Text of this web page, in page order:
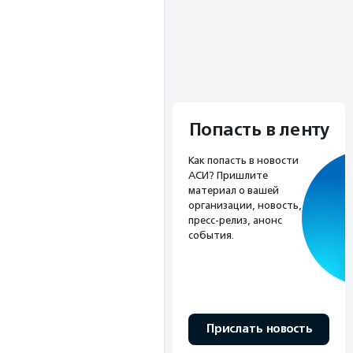
Попасть в ленту
Как попасть в новости
АСИ? Пришлите
материал о вашей
организации, новость,
пресс-релиз, анонс
события.
Прислать новость